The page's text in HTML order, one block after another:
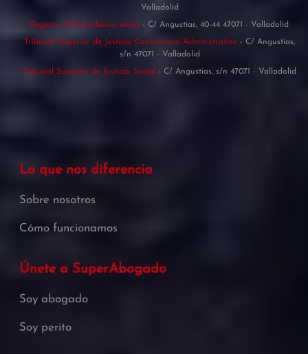
Valladolid
Registro Civil Exclusivo único - C/ Angustias, 40-44 47071 - Valladolid
Tribunal Superior de Justicia, Contencioso-Administrativo - C/ Angustias,
s/n 47071 - Valladolid
Tribunal Superior de Justicia, Social - C/ Angustias, s/n 47071 - Valladolid
Lo que nos diferencia
Sobre nosotros
Cómo funcionamos
Únete a SuperAbogado
Soy abogado
Soy perito